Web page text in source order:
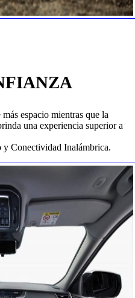
espacio mientras que la
una experiencia superior a
Conectividad Inalámbrica.